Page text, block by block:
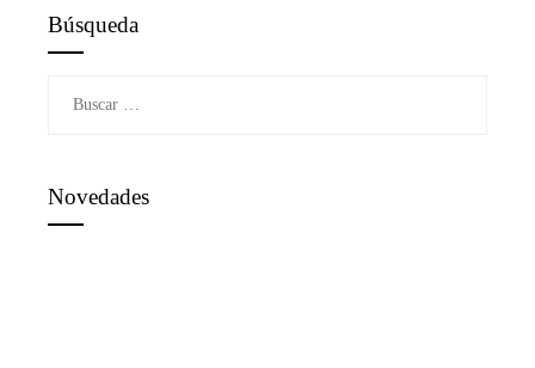
Búsqueda
Novedades